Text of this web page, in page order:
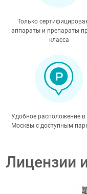
Только
аппараты и препараты
класса
Удобное расположение в
Москвы с доступным
Лицензии